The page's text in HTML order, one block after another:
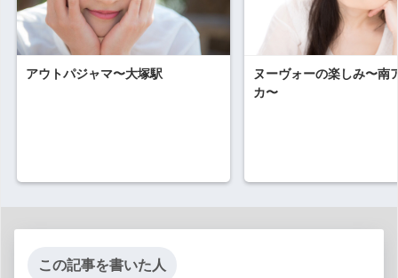
アウトパジャマ〜大塚駅
ヌーヴォーの楽しみ〜南
カ〜
この記事を書いた人